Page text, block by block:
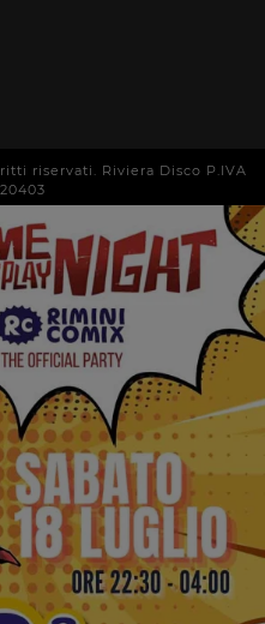
riservati. Riviera Disco P.IVA